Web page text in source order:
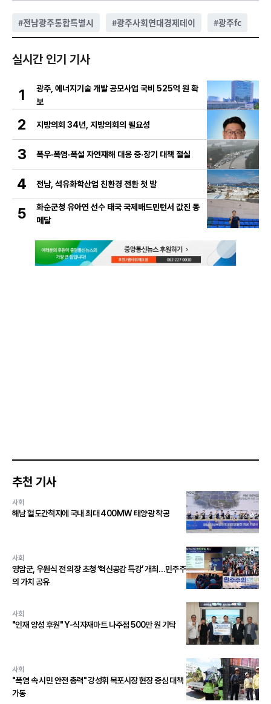
#전남광주통합특별시 #광주사회연대경제데이 #광주fc
실시간 인기 기사
1
광주, 에너지기술 개발 공모사업 국비 525억 원 확
보
2 지방의회 34년, 지방의회의 필요성
3 폭우·폭염·폭설 자연재해 대응 중·장기 대책 절실
4 전남, 석유화학산업 친환경 전환 첫 발
5
화순군청 유아연 선수 태국 국제배드민턴서 값진 동
메달
추천 기사
사회
해남 혈도간척지에 국내 최대 400MW 태양광 착공
사회
영암군, 우원식 전 의장 초청 ‘혁신공감 특강’ 개최…민주주
의 가치 공유
사회
"인재 양성 후원" Y-식자재마트 나주점 500만 원 기탁
사회
"폭염 속 시민 안전 총력" 강성휘 목포시장 현장 중심 대책
가동